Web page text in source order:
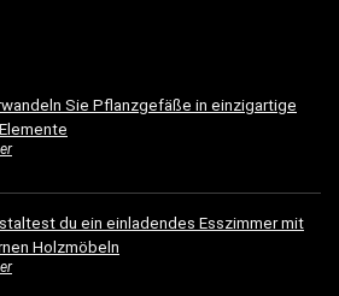
Sie Pflanzgefäße in einzigartige
du ein einladendes Esszimmer mit
Holzmöbeln